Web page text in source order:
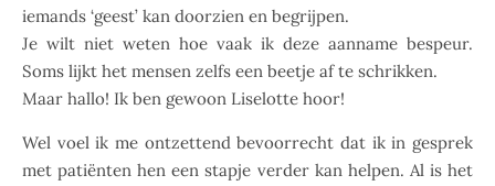
iemands ‘geest’ kan doorzien en begrijpen.
Je wilt niet weten hoe vaak ik deze aanname bespeur.
Soms lijkt het mensen zelfs een beetje af te schrikken.
Maar hallo! Ik ben gewoon Liselotte hoor!
Wel voel ik me ontzettend bevoorrecht dat ik in gesprek
met patiënten hen een stapje verder kan helpen. Al is het